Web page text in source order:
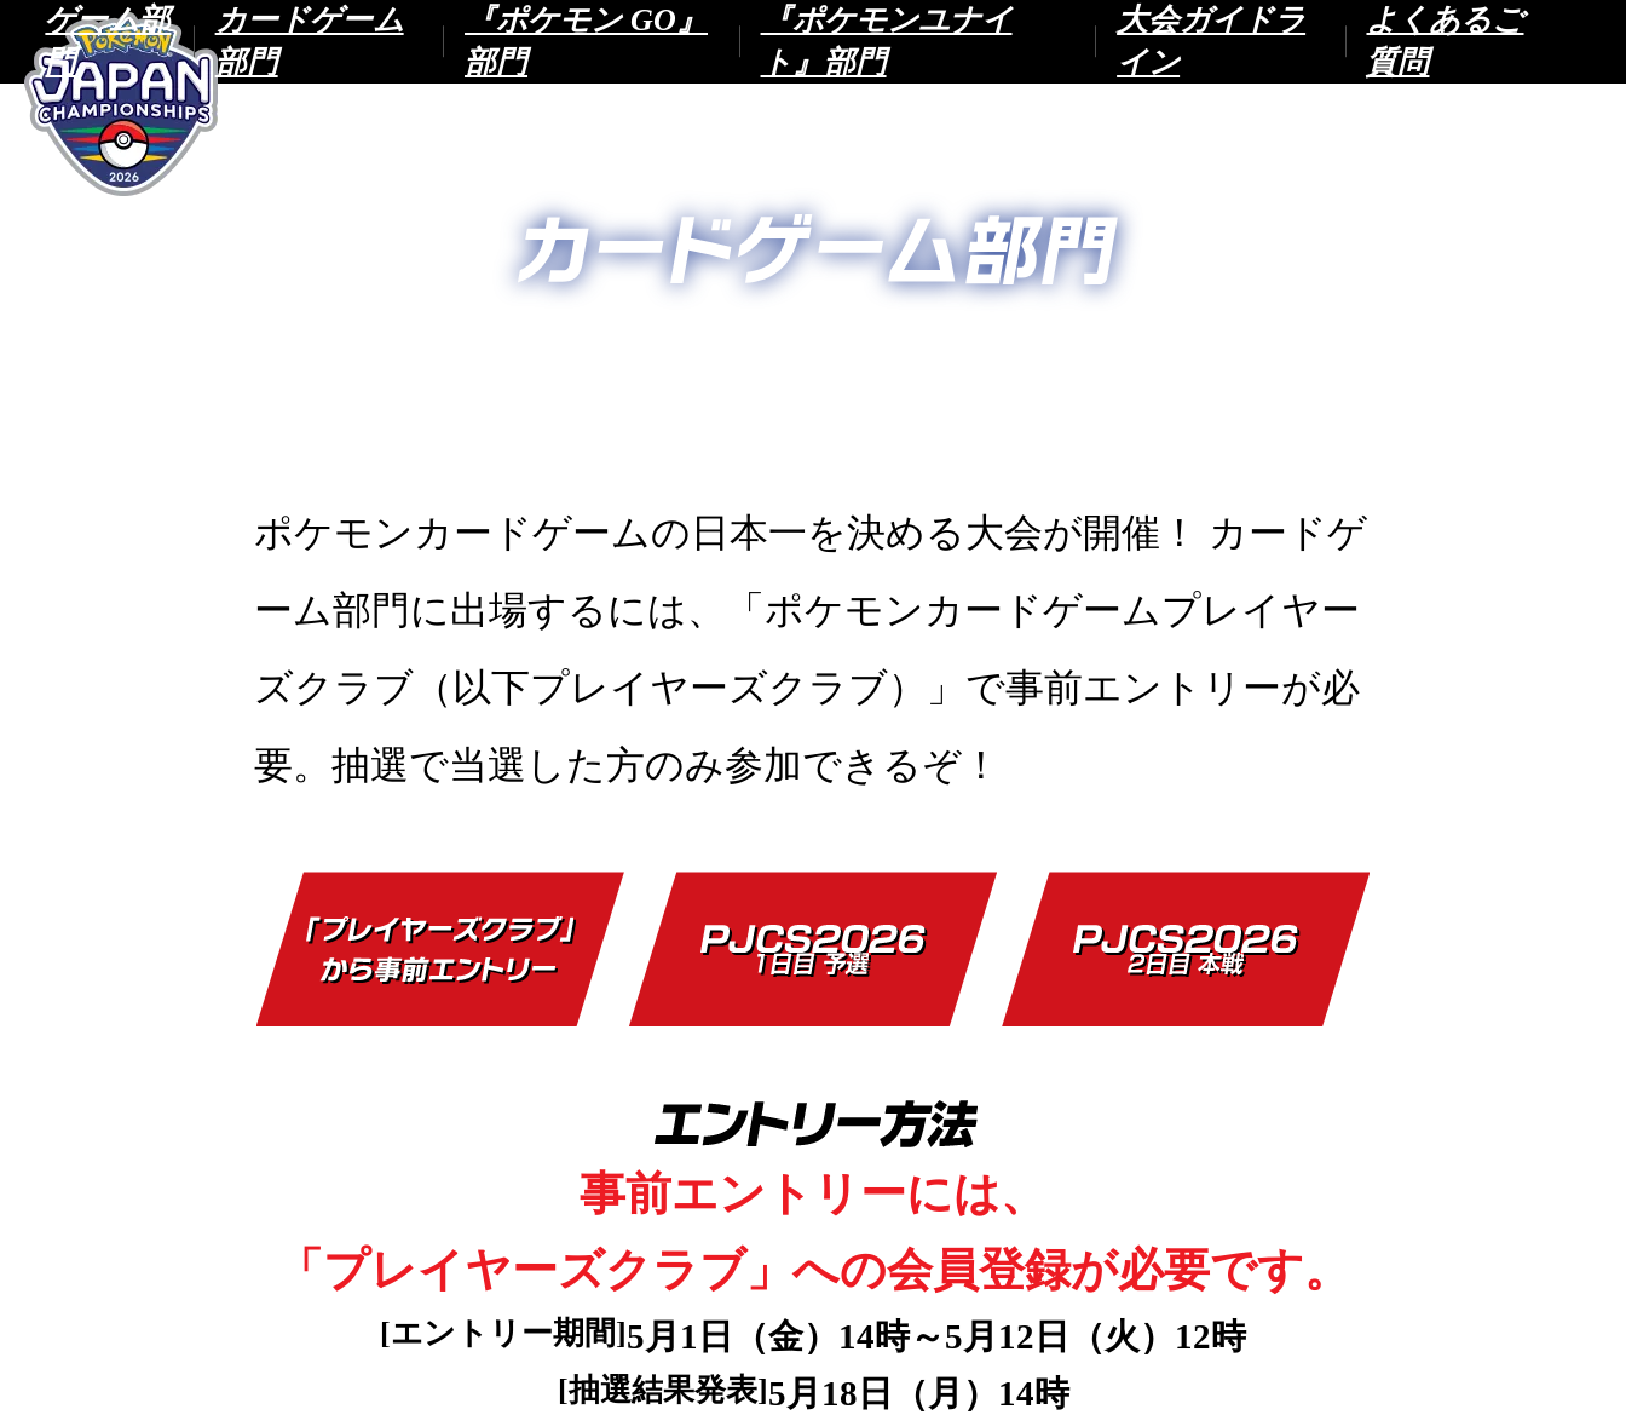
ゲーム部
門
カードゲーム
部門
『ポケモン GO』
部門
『ポケモンユナイ
ト』部門
大会ガイドラ
イン
よくあるご
質問
ポケモンカードゲームの日本一を決める大会が開催！ カードゲ
ーム部門に出場するには、「ポケモンカードゲームプレイヤー
ズクラブ（以下プレイヤーズクラブ）」で事前エントリーが必
要。抽選で当選した方のみ参加できるぞ！
事前エントリーには、
「プレイヤーズクラブ」への会員登録が必要です。
[エントリー期間]5月1日（金）14時～5月12日（火）12時
[抽選結果発表]5月18日（月）14時